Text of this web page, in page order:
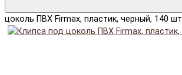
цоколь ПВХ Firmax, пластик, черный, 140 шт